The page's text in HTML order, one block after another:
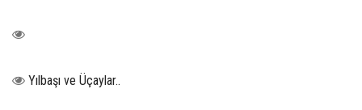
Yılbaşı ve Üçaylar..